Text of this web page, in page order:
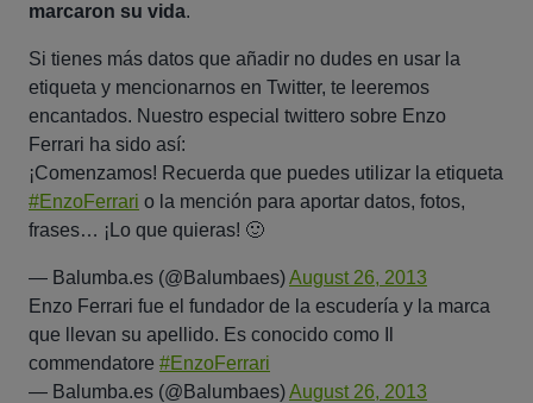
marcaron su vida.
Si tienes más datos que añadir no dudes en usar la
etiqueta y mencionarnos en Twitter, te leeremos
encantados. Nuestro especial twittero sobre Enzo
Ferrari ha sido así:
¡Comenzamos! Recuerda que puedes utilizar la etiqueta
#EnzoFerrari o la mención para aportar datos, fotos,
frases… ¡Lo que quieras! 🙂
— Balumba.es (@Balumbaes)August 26, 2013
Enzo Ferrari fue el fundador de la escudería y la marca
que llevan su apellido. Es conocido como Il
commendatore #EnzoFerrari
— Balumba.es (@Balumbaes)August 26, 2013